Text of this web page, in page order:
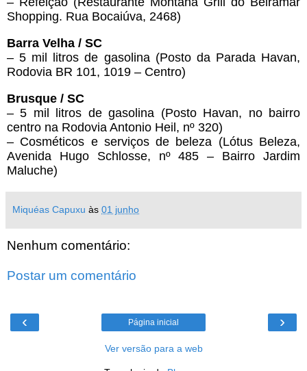
Shopping. Rua Bocaiúva, 2468)
Barra Velha / SC
– 5 mil litros de gasolina (Posto da Parada Havan,
Rodovia BR 101, 1019 – Centro)
Brusque / SC
– 5 mil litros de gasolina (Posto Havan, no bairro
centro na Rodovia Antonio Heil, nº 320)
– Cosméticos e serviços de beleza (Lótus Beleza,
Avenida Hugo Schlosse, nº 485 – Bairro Jardim
Maluche)
Miquéas Capuxu às 01 junho
Nenhum comentário:
Postar um comentário
‹ ›
Página inicial
Ver versão para a web